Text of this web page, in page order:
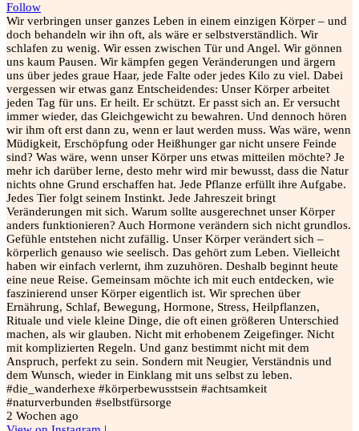
Follow
Wir verbringen unser ganzes Leben in einem einzigen Körper – und
doch behandeln wir ihn oft, als wäre er selbstverständlich. Wir
schlafen zu wenig. Wir essen zwischen Tür und Angel. Wir gönnen
uns kaum Pausen. Wir kämpfen gegen Veränderungen und ärgern
uns über jedes graue Haar, jede Falte oder jedes Kilo zu viel. Dabei
vergessen wir etwas ganz Entscheidendes: Unser Körper arbeitet
jeden Tag für uns. Er heilt. Er schützt. Er passt sich an. Er versucht
immer wieder, das Gleichgewicht zu bewahren. Und dennoch hören
wir ihm oft erst dann zu, wenn er laut werden muss. Was wäre, wenn
Müdigkeit, Erschöpfung oder Heißhunger gar nicht unsere Feinde
sind? Was wäre, wenn unser Körper uns etwas mitteilen möchte? Je
mehr ich darüber lerne, desto mehr wird mir bewusst, dass die Natur
nichts ohne Grund erschaffen hat. Jede Pflanze erfüllt ihre Aufgabe.
Jedes Tier folgt seinem Instinkt. Jede Jahreszeit bringt
Veränderungen mit sich. Warum sollte ausgerechnet unser Körper
anders funktionieren? Auch Hormone verändern sich nicht grundlos.
Gefühle entstehen nicht zufällig. Unser Körper verändert sich –
körperlich genauso wie seelisch. Das gehört zum Leben. Vielleicht
haben wir einfach verlernt, ihm zuzuhören. Deshalb beginnt heute
eine neue Reise. Gemeinsam möchte ich mit euch entdecken, wie
faszinierend unser Körper eigentlich ist. Wir sprechen über
Ernährung, Schlaf, Bewegung, Hormone, Stress, Heilpflanzen,
Rituale und viele kleine Dinge, die oft einen größeren Unterschied
machen, als wir glauben. Nicht mit erhobenem Zeigefinger. Nicht
mit komplizierten Regeln. Und ganz bestimmt nicht mit dem
Anspruch, perfekt zu sein. Sondern mit Neugier, Verständnis und
dem Wunsch, wieder in Einklang mit uns selbst zu leben.
#die_wanderhexe #körperbewusstsein #achtsamkeit
#naturverbunden #selbstfürsorge
2 Wochen ago